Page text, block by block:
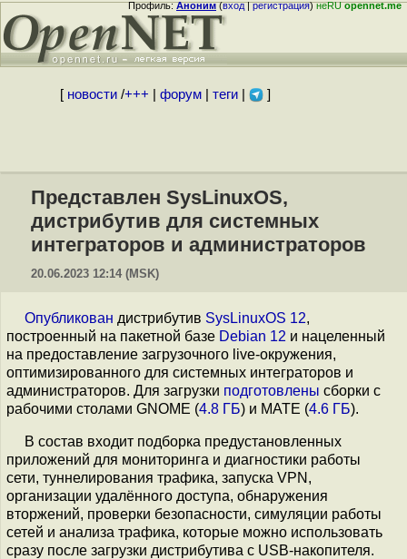
Профиль:Аноним(вход|регистрация)неRUopennet.me
[ новости/+++ форум| теги| ]
Представлен SysLinuxOS,
дистрибутив для системных
интеграторов и администраторов
20.06.2023 12:14 (MSK)
Опубликован дистрибутив SysLinuxOS 12,
построенный на пакетной базе Debian 12 и нацеленный
на предоставление загрузочного live-окружения,
оптимизированного для системных интеграторов и
администраторов. Для загрузки подготовлены сборки с
рабочими столами GNOME (4.8 ГБ) и MATE (4.6 ГБ).
В состав входит подборка предустановленных
приложений для мониторинга и диагностики работы
сети, туннелирования трафика, запуска VPN,
организации удалённого доступа, обнаружения
вторжений, проверки безопасности, симуляции работы
сетей и анализа трафика, которые можно использовать
сразу после загрузки дистрибутива с USB-накопителя.